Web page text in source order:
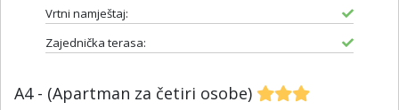
Vrtni namještaj:
Zajednička terasa:
A4 - (Apartman za četiri osobe)